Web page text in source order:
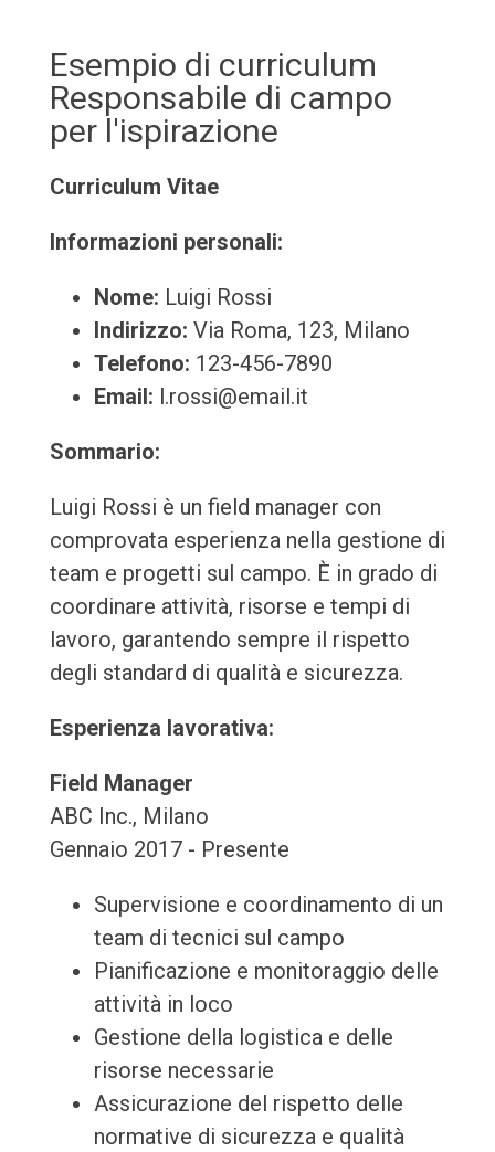
Esempio di curriculum
Responsabile di campo
per l'ispirazione
Curriculum Vitae
Informazioni personali:
Nome: Luigi Rossi
Indirizzo: Via Roma, 123, Milano
Telefono: 123-456-7890
Email: l.rossi@email.it
Sommario:
Luigi Rossi è un field manager con
comprovata esperienza nella gestione di
team e progetti sul campo. È in grado di
coordinare attività, risorse e tempi di
lavoro, garantendo sempre il rispetto
degli standard di qualità e sicurezza.
Esperienza lavorativa:
Field Manager
ABC Inc., Milano
Gennaio 2017 - Presente
Supervisione e coordinamento di un
team di tecnici sul campo
Pianificazione e monitoraggio delle
attività in loco
Gestione della logistica e delle
risorse necessarie
Assicurazione del rispetto delle
normative di sicurezza e qualità